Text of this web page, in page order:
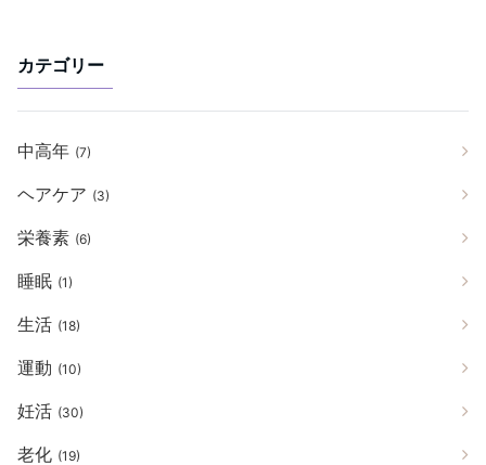
カテゴリー
中高年 (7)
ヘアケア (3)
栄養素 (6)
睡眠 (1)
生活 (18)
運動 (10)
妊活 (30)
老化 (19)